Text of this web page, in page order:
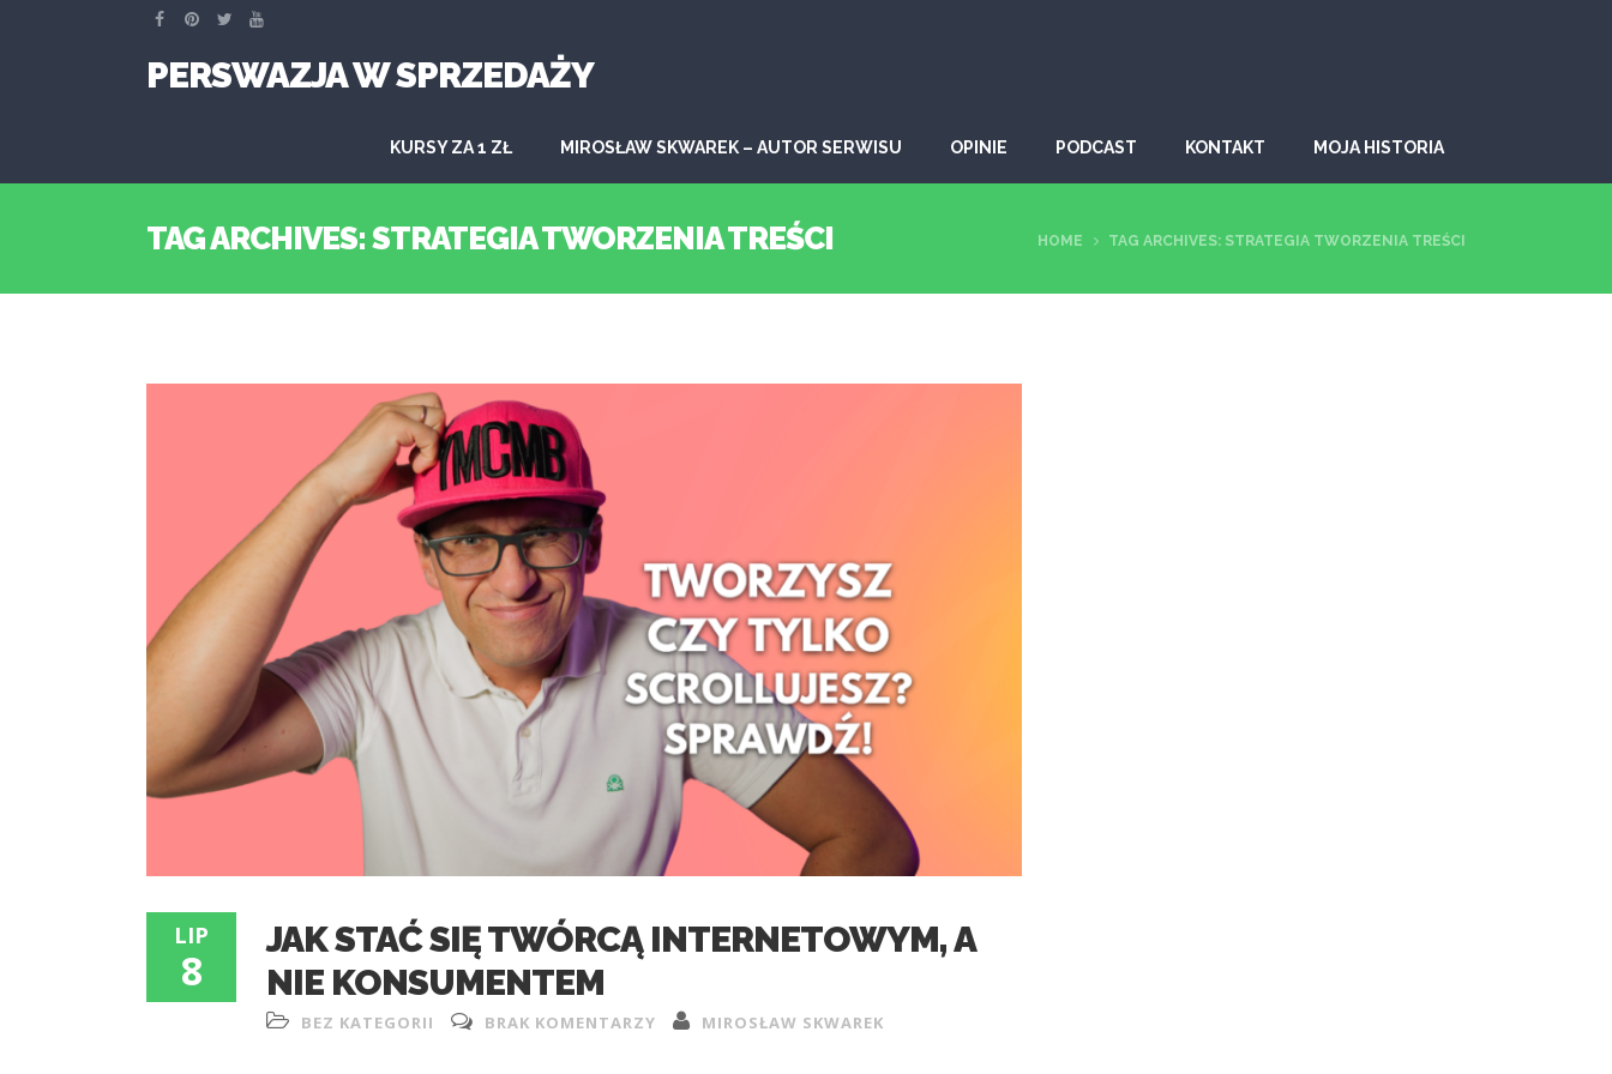
PERSWAZJA W SPRZEDAŻY
KURSY ZA 1 ZŁ MIROSŁAW SKWAREK – AUTOR SERWISU OPINIE PODCAST KONTAKT MOJA HISTORIA
TAG ARCHIVES: STRATEGIA TWORZENIA TREŚCI HOME TAG ARCHIVES: STRATEGIA TWORZENIA TREŚCI
LIP
8
JAK STAĆ SIĘ TWÓRCĄ INTERNETOWYM, A
NIE KONSUMENTEM
BEZ KATEGORII BRAK KOMENTARZY MIROSŁAW SKWAREK